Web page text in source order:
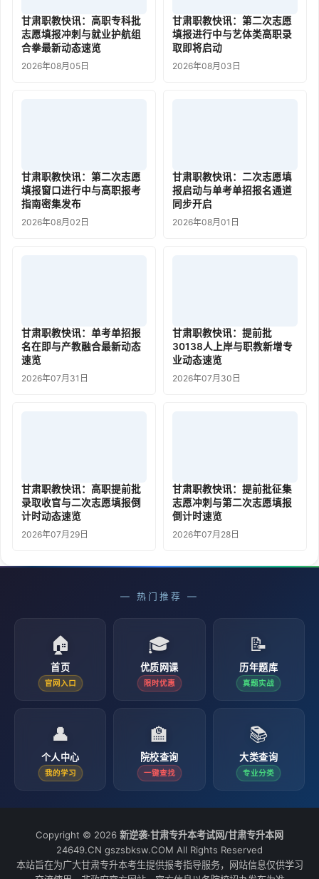
甘肃职教快讯：高职专科批
志愿填报冲刺与就业护航组
合拳最新动态速览
2026年08月05日
甘肃职教快讯：第二次志愿
填报进行中与艺体类高职录
取即将启动
2026年08月03日
甘肃职教快讯：第二次志愿
填报窗口进行中与高职报考
指南密集发布
2026年08月02日
甘肃职教快讯：二次志愿填
报启动与单考单招报名通道
同步开启
2026年08月01日
甘肃职教快讯：单考单招报
名在即与产教融合最新动态
速览
2026年07月31日
甘肃职教快讯：提前批
30138人上岸与职教新增专
业动态速览
2026年07月30日
甘肃职教快讯：高职提前批
录取收官与二次志愿填报倒
计时动态速览
2026年07月29日
甘肃职教快讯：提前批征集
志愿冲刺与第二次志愿填报
倒计时速览
2026年07月28日
— 热门推荐 —
🏠
首页
官网入口
🎓
优质网课
限时优惠
📝
历年题库
真题实战
👤
个人中心
我的学习
🏫
院校查询
一键查找
📚
大类查询
专业分类
Copyright © 2026 新逆袭·甘肃专升本考试网/甘肃专升本网
24649.CN gszsbksw.COM All Rights Reserved
本站旨在为广大甘肃专升本考生提供报考指导服务，网站信息仅供学习